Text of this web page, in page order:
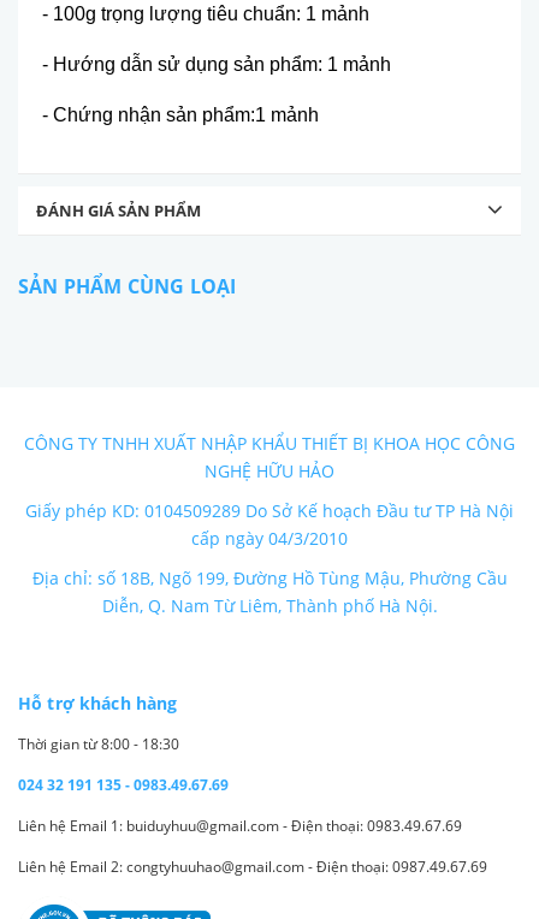
- 100g trọng lượng tiêu chuẩn: 1 mảnh
- Hướng dẫn sử dụng sản phẩm: 1 mảnh
- Chứng nhận sản phẩm:1 mảnh
ĐÁNH GIÁ SẢN PHẨM
SẢN PHẨM CÙNG LOẠI
CÔNG TY TNHH XUẤT NHẬP KHẨU THIẾT BỊ KHOA HỌC CÔNG
NGHỆ HỮU HẢO
Giấy phép KD: 0104509289 Do Sở Kế hoạch Đầu tư TP Hà Nội
cấp ngày 04/3/2010
Địa chỉ: số 18B, Ngõ 199, Đường Hồ Tùng Mậu, Phường Cầu
Diễn, Q. Nam Từ Liêm, Thành phố Hà Nội.
Hỗ trợ khách hàng
Thời gian từ 8:00 - 18:30
024 32 191 135 - 0983.49.67.69
Liên hệ Email 1: buiduyhuu@gmail.com - Điện thoại: 0983.49.67.69
Liên hệ Email 2: congtyhuuhao@gmail.com - Điện thoại: 0987.49.67.69